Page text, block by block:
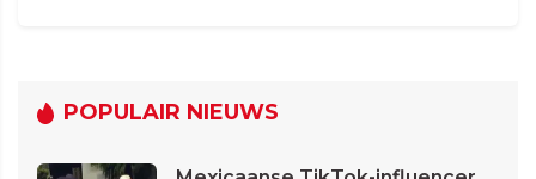
POPULAIR NIEUWS